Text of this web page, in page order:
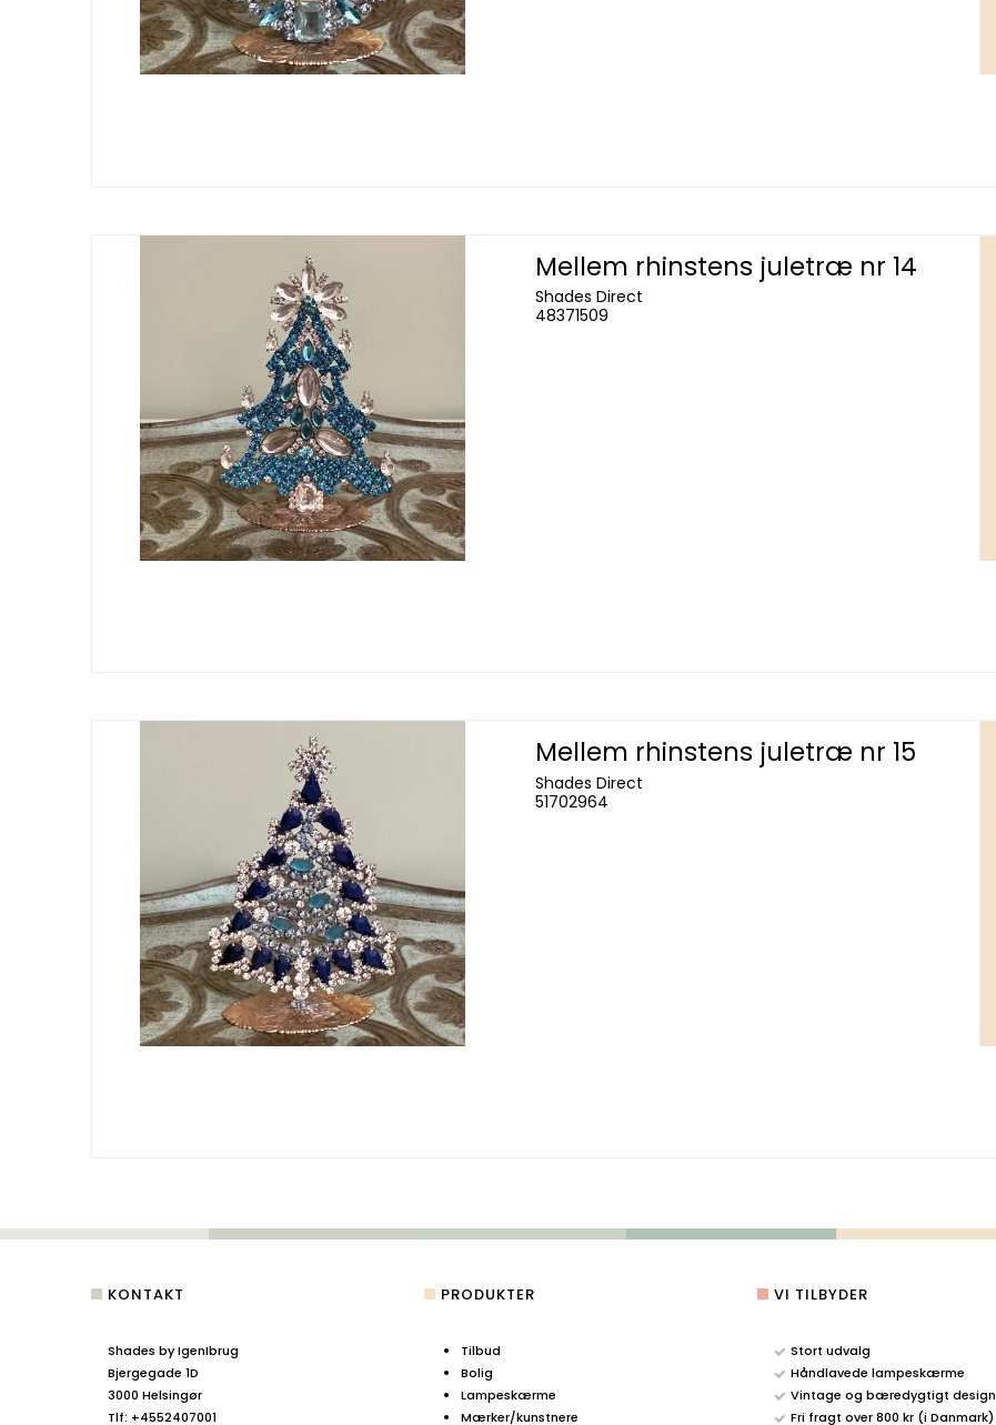
Mellem rhinstens juletræ nr 14
Shades Direct
48371509
Mellem rhinstens juletræ nr 15
Shades Direct
51702964
KONTAKT
Shades by IgenIbrug
Bjergegade 1D
3000 Helsingør
Tlf: +4552407001
PRODUKTER
Tilbud
Bolig
Lampeskærme
Mærker/kunstnere
VI TILBYDER
Stort udvalg
Håndlavede lampeskærme
Vintage og bæredygtigt design
Fri fragt over 800 kr (i Danmark)